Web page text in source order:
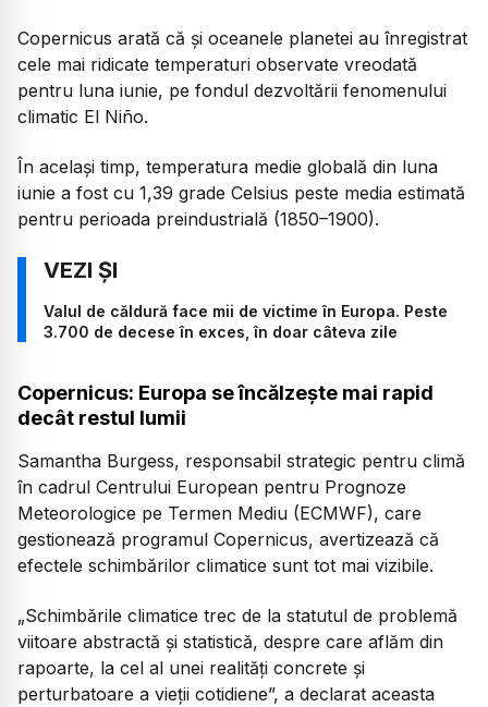
Copernicus arată că și oceanele planetei au înregistrat
cele mai ridicate temperaturi observate vreodată
pentru luna iunie, pe fondul dezvoltării fenomenului
climatic El Niño.
În același timp, temperatura medie globală din luna
iunie a fost cu 1,39 grade Celsius peste media estimată
pentru perioada preindustrială (1850–1900).
Valul de căldură face mii de victime în Europa. Peste
3.700 de decese în exces, în doar câteva zile
Copernicus: Europa se încălzește mai rapid
decât restul lumii
Samantha Burgess, responsabil strategic pentru climă
în cadrul Centrului European pentru Prognoze
Meteorologice pe Termen Mediu (ECMWF), care
gestionează programul Copernicus, avertizează că
efectele schimbărilor climatice sunt tot mai vizibile.
„Schimbările climatice trec de la statutul de problemă
viitoare abstractă și statistică, despre care aflăm din
rapoarte, la cel al unei realități concrete și
perturbatoare a vieții cotidiene”, a declarat aceasta